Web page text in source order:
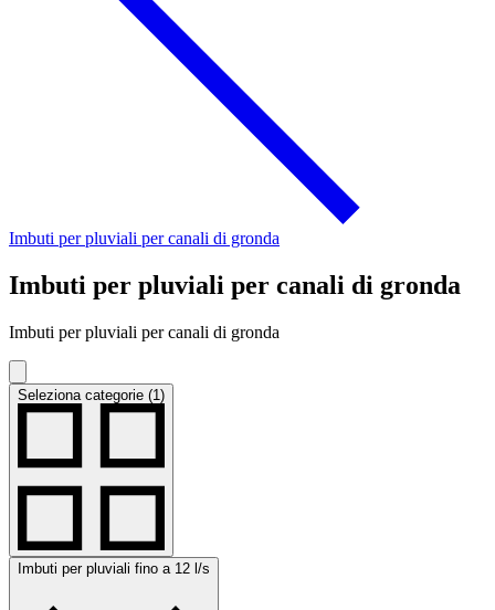
Imbuti per pluviali per canali di gronda
Imbuti per pluviali per canali di gronda
Imbuti per pluviali per canali di gronda
Seleziona categorie (1)
Imbuti per pluviali fino a 12 l/s